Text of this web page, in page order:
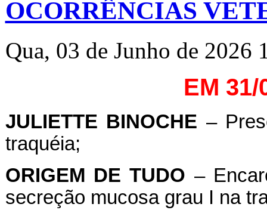
OCORRÊNCIAS
Qua, 03 de Junho de 2026
EM 31/
JULIETTE BINOCHE –
traquéia;
ORIGEM DE TUDO –
secreção mucosa grau I na